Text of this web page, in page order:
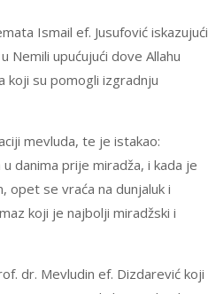
Ismail ef. Jusufović iskazujući
upućujući dove Allahu
koji su pomogli izgradnju
mevluda, te je istakao:
danima prije miradža, i kada je
opet se vraća na dunjaluk i
koji je najbolji miradžski i
dr. Mevludin ef. Dizdarević koji